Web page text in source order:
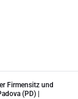
Firmensitz und
(PD) |